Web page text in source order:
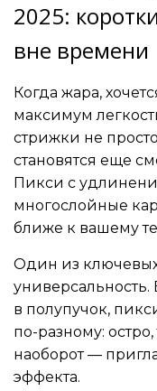
2025:
вне времени
Когда жара,
максимум
стрижки не
становятся еще
Пикси с
многослойные
ближе к вашему
Один из
универсальность.
в полупучок,
по-разному:
наоборот —
эффекта.